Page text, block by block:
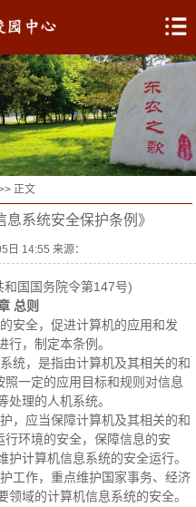
正文
息系统安全保护条例》
日 14:55 来源：
国国务院令第147号)
总则
安全，促进计算机的应用和发
行，制定本条例。
统，是指由计算机及其相关的和
一定的应用目标和规则对信息
处理的人机系统。
，应当保障计算机及其相关的和
环境的安全，保障信息的安
计算机信息系统的安全运行。
工作，重点维护国家事务、经济
域的计算机信息系统的安全。